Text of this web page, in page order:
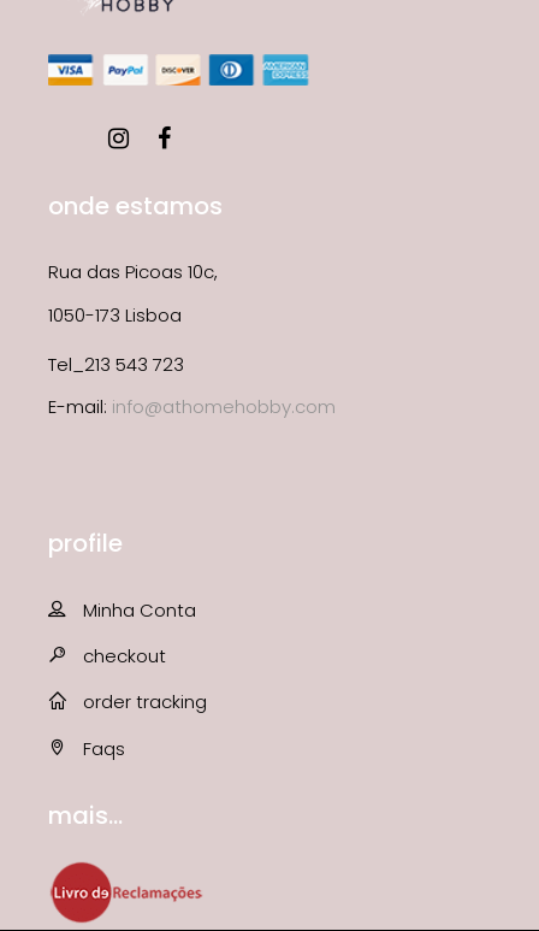
onde estamos
Rua das Picoas 10c,
1050-173 Lisboa
Tel_213 543 723
E-mail: info@athomehobby.com
profile
Minha Conta
checkout
order tracking
Faqs
mais...